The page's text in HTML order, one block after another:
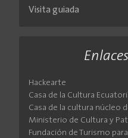
Visita guiada
Hackearte
Casa de la Cultura
Casa de la cultura núcleo
Ministerio de Cultura y
Fundación de Turismo